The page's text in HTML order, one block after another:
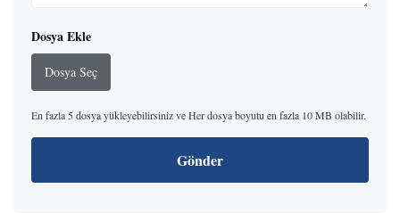
Dosya Ekle
Dosya Seç
En fazla 5 dosya yükleyebilirsiniz ve Her dosya boyutu en fazla 10 MB olabilir.
Gönder